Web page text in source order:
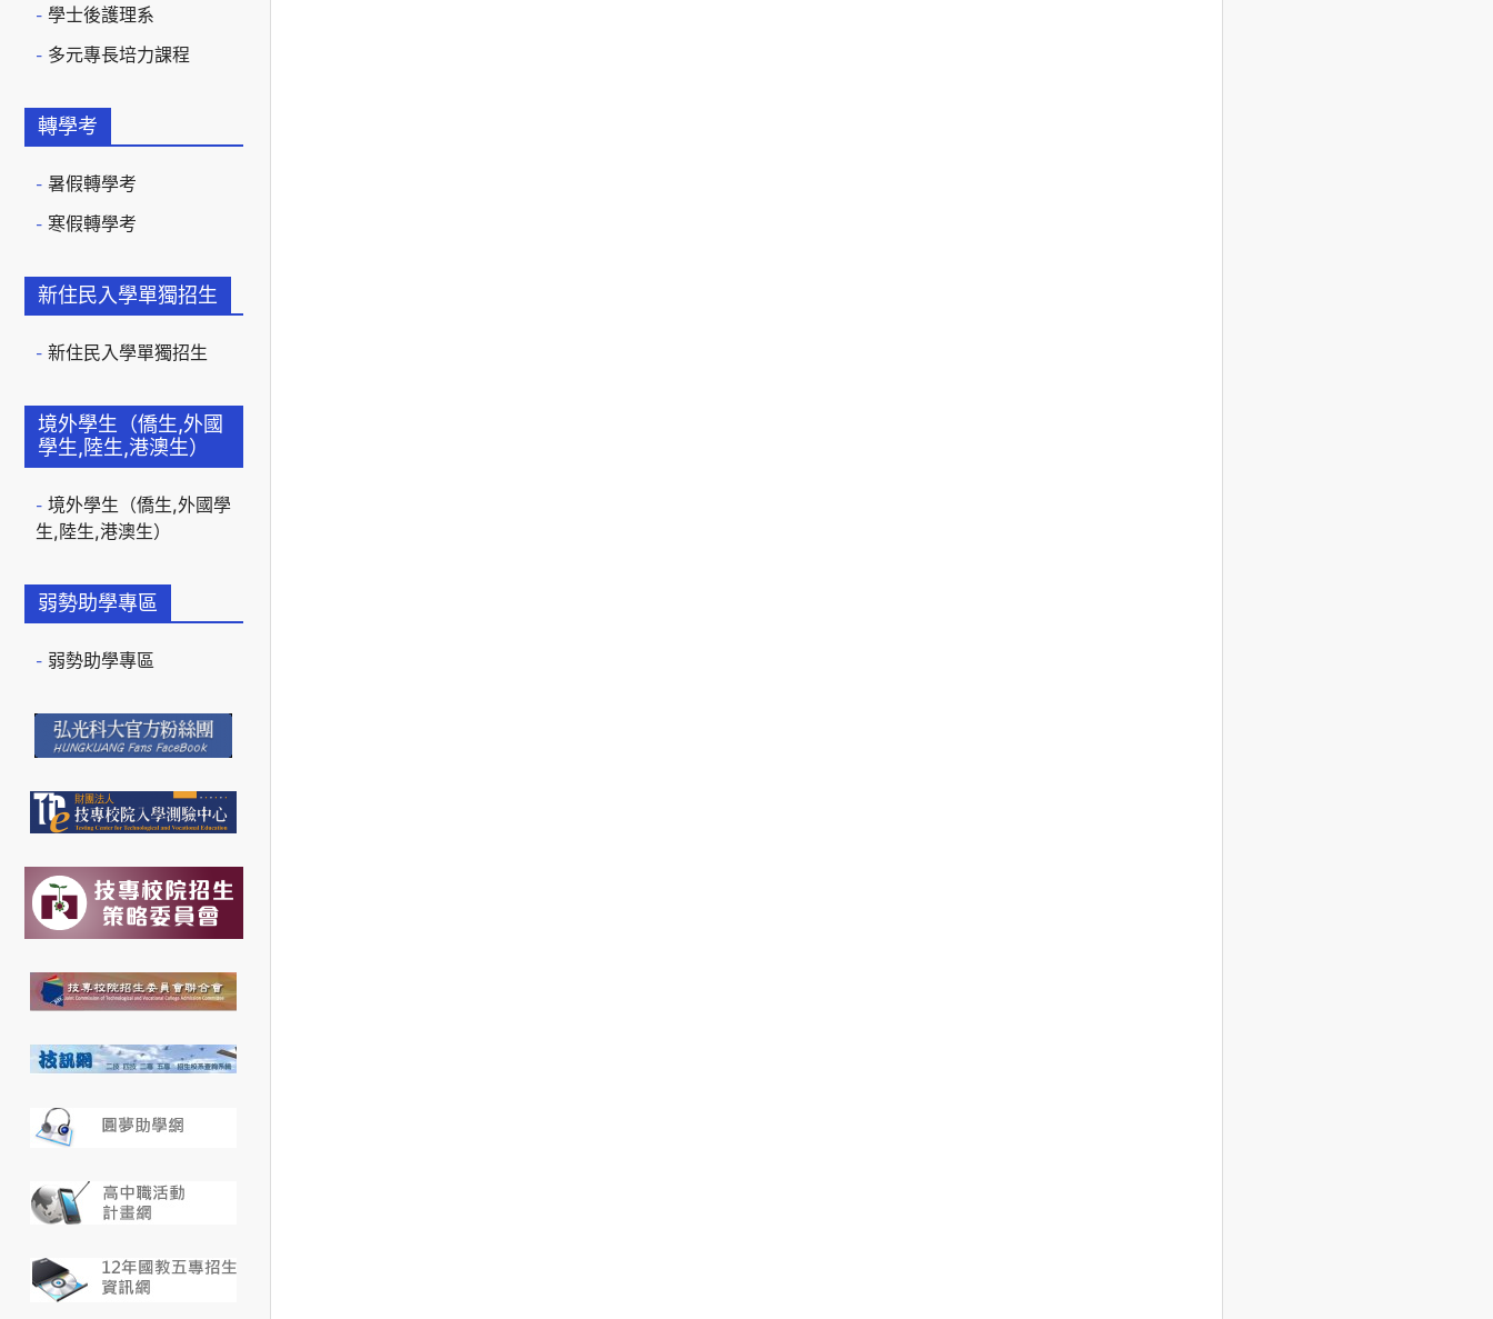
學士後護理系
多元專長培力課程
轉學考
暑假轉學考
寒假轉學考
新住民入學單獨招生
新住民入學單獨招生
境外學生（僑生,外國
學生,陸生,港澳生）
境外學生（僑生,外國學
生,陸生,港澳生）
弱勢助學專區
弱勢助學專區